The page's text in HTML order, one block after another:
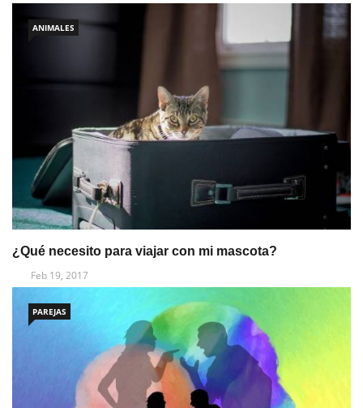
ANIMALES
¿Qué necesito para viajar con mi mascota?
Feb 19, 2017
PAREJAS